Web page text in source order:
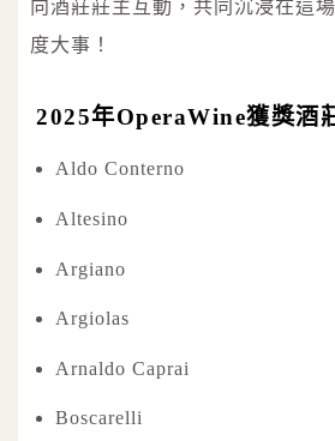
向酒莊莊主互動，共同沉浸在這
度大事！
2025年OperaWine獲獎酒
Aldo Conterno
Altesino
Argiano
Argiolas
Arnaldo Caprai
Boscarelli